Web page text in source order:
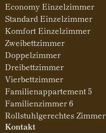
Economy Einzelzimmer
Standard Einzelzimmer
Komfort Einzelzimmer
Zweibettzimmer
Doppelzimmer
Dreibettzimmer
Vierbettzimmer
Familienappartement 5
Familienzimmer 6
Rollstuhlgerechtes Zimmer
Kontakt